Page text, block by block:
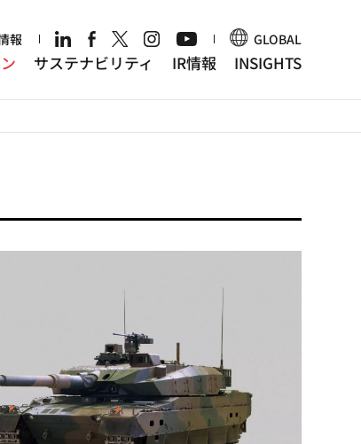
報 GLOBAL
サステナビリティ IR情報 INSIGHTS